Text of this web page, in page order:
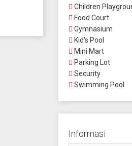
Children
Food Court
Gymnasium
Kid's Pool
Mini Mart
Parking Lot
Security
Swimming Pool
Informasi